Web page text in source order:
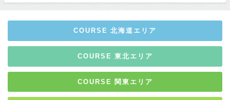
COURSE 北海道エリア
COURSE 東北エリア
COURSE 関東エリア